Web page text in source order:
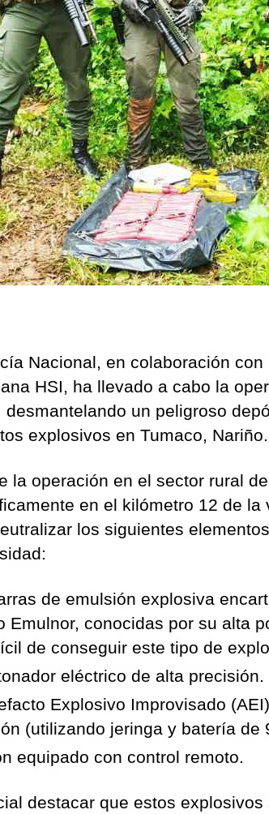
Nacional, en colaboración con
HSI, ha llevado a cabo la
desmantelando un peligroso
explosivos en Tumaco, Nariño.
la operación en el sector rural
en el kilómetro 12 de la
los siguientes
de emulsión explosiva
Emulnor, conocidas por su alta
de conseguir este tipo de
eléctrico de alta precisión.
Explosivo Improvisado
(utilizando jeringa y batería de
equipado con control remoto.
destacar que estos